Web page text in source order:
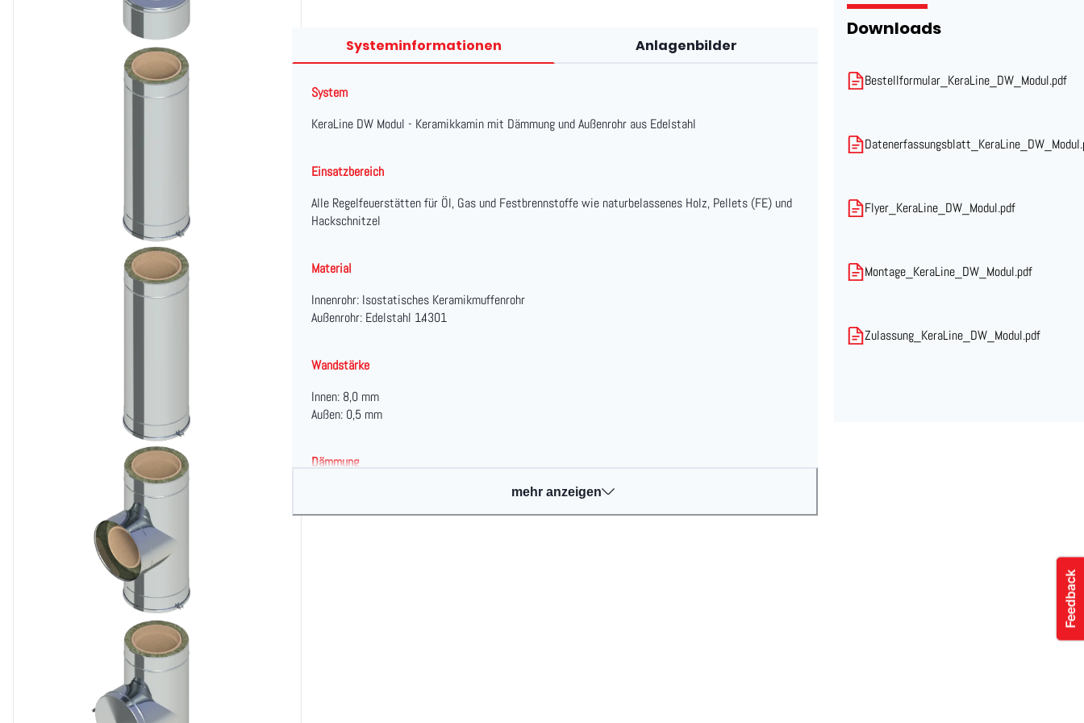
Systeminformationen Anlagenbilder
System
KeraLine DW Modul - Keramikkamin mit Dämmung und Außenrohr aus Edelstahl
Einsatzbereich
Alle Regelfeuerstätten für Öl, Gas und Festbrennstoffe wie naturbelassenes Holz, Pellets (FE) und
Hackschnitzel
Material
Innenrohr: Isostatisches Keramikmuffenrohr
Außenrohr: Edelstahl 1.4301
Wandstärke
Innen: 8,0 mm
Außen: 0,5 mm
Dämmung
mehr anzeigen
Downloads
Bestellformular_KeraLine_DW_Modul.pdf
Flyer_KeraLine_DW_Modul.pdf
Montage_KeraLine_DW_Modul.pdf
Zulassung_KeraLine_DW_Modul.pdf